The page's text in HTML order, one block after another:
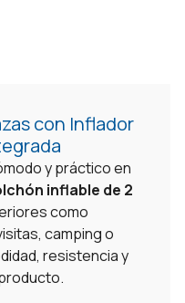
con Inflador
y práctico en
inflable de 2
como
camping o
resistencia y